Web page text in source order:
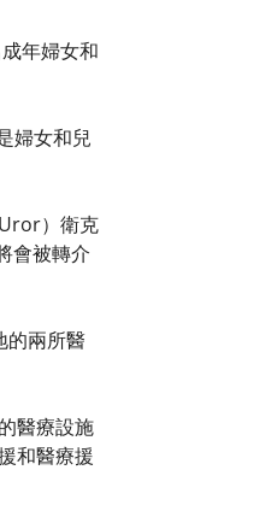
年婦女和
婦女和兒
）衛克
會被轉介
的兩所醫
醫療設施
和醫療援